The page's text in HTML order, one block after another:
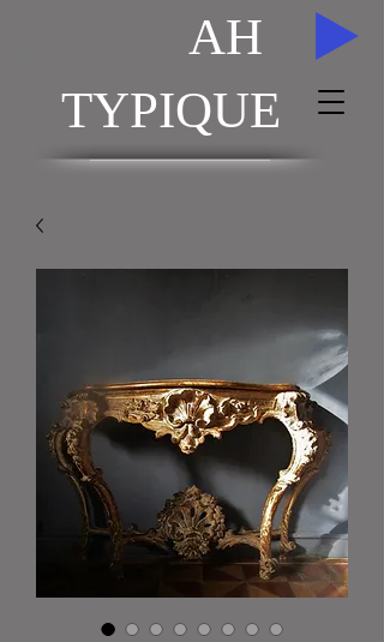
AH
TYPIQUE
ACHAT / VENTE TABLEAUX